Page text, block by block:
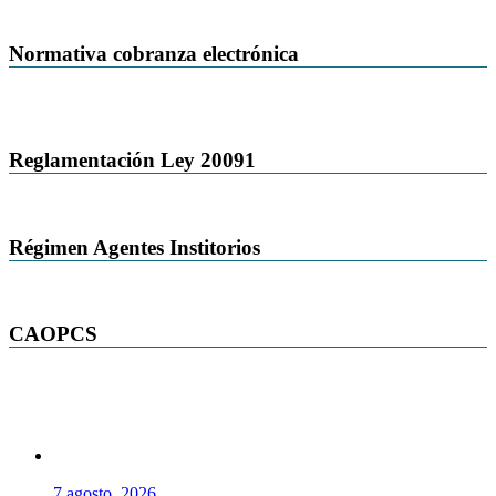
Normativa cobranza electrónica
Reglamentación Ley 20091
Régimen Agentes Institorios
CAOPCS